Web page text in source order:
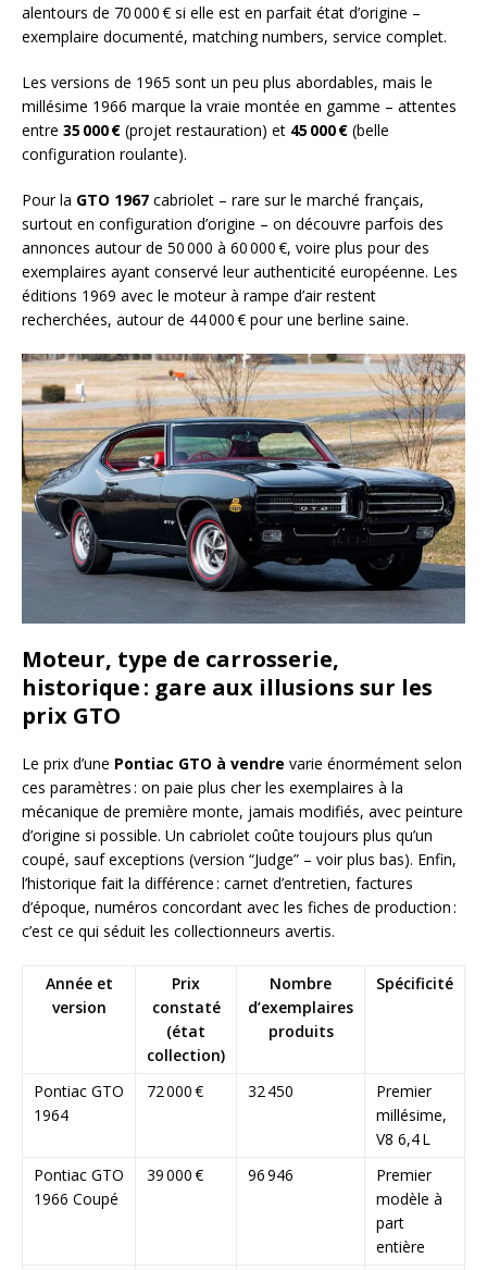
alentours de 70 000 € si elle est en parfait état d’origine –
exemplaire documenté, matching numbers, service complet.
Les versions de 1965 sont un peu plus abordables, mais le
millésime 1966 marque la vraie montée en gamme – attentes
entre 35 000 € (projet restauration) et 45 000 € (belle
configuration roulante).
Pour la GTO 1967 cabriolet – rare sur le marché français,
surtout en configuration d’origine – on découvre parfois des
annonces autour de 50 000 à 60 000 €, voire plus pour des
exemplaires ayant conservé leur authenticité européenne. Les
éditions 1969 avec le moteur à rampe d’air restent
recherchées, autour de 44 000 € pour une berline saine.
Moteur, type de carrosserie,
historique : gare aux illusions sur les
prix GTO
Le prix d’une Pontiac GTO à vendre varie énormément selon
ces paramètres : on paie plus cher les exemplaires à la
mécanique de première monte, jamais modifiés, avec peinture
d’origine si possible. Un cabriolet coûte toujours plus qu’un
coupé, sauf exceptions (version “Judge” – voir plus bas). Enfin,
l’historique fait la différence : carnet d’entretien, factures
d’époque, numéros concordant avec les fiches de production :
c’est ce qui séduit les collectionneurs avertis.
Année et
version
Prix
constaté
(état
collection)
Nombre
d’exemplaires
produits
Spécificité
Pontiac GTO
1964
72 000 € 32 450
Premier
millésime,
V8 6,4 L
Pontiac GTO
1966 Coupé
39 000 € 96 946
Premier
modèle à
part
entière